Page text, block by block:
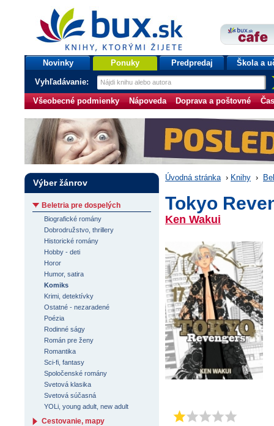
bux.sk
knihy, ktorými žijete
Úvodná stránka
Novinky Ponuky Predpredaj Škola a
Vyhľadávanie:
Všeobecné podmienky Nápoveda Doprava a poštovné
Úvodná stránka › Knihy ›
Tokyo
Ken Wakui
Priemer:
1.0
Výber žánrov
Beletria pre dospelých
Biografické romány
Dobrodružstvo, thrillery
Historické romány
Hobby - deti
Horor
Humor, satira
Komiks
Krimi, detektívky
Ostatné - nezaradené
Poézia
Rodinné ságy
Román pre ženy
Romantika
Sci-fi, fantasy
Spoločenské romány
Svetová klasika
Svetová súčasná
YOLi, young adult, new adult
Cestovanie, mapy